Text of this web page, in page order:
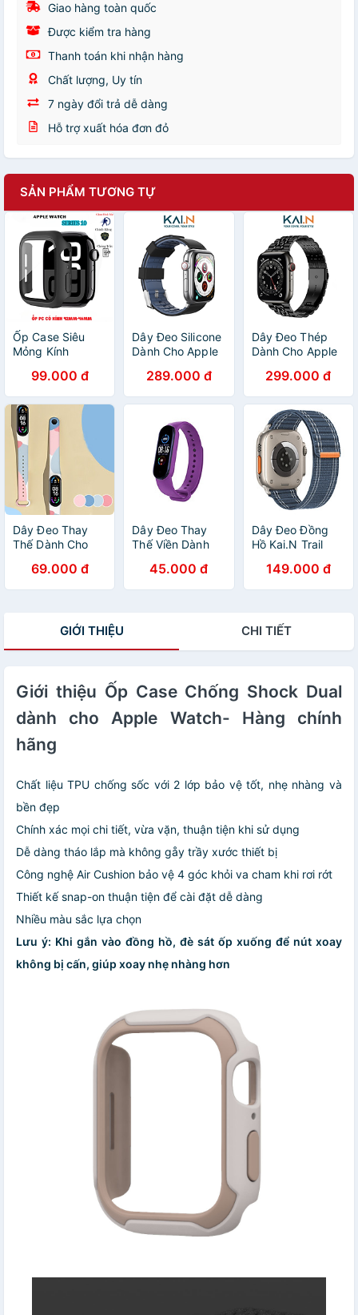
Giao hàng toàn quốc
Được kiểm tra hàng
Thanh toán khi nhận hàng
Chất lượng, Uy tín
7 ngày đổi trả dễ dàng
Hỗ trợ xuất hóa đơn đỏ
SẢN PHẨM TƯƠNG TỰ
Ốp Case Siêu
Mỏng Kính
Dành Cho Apple
Watch Series 10
Size 42mm-
46mm_ Hàng
Chính Hãng
99.000 đ
Dây Đeo Silicone
Dành Cho Apple
Apple Watch
Series, Kai.N
Sport Buckle
Color Band-
Hàng Chính Hãng
289.000 đ
Dây Đeo Thép
Dành Cho Apple
Apple Watch
Series, Kai.N
DouBead Steel
Band - Hàng
Chính Hãng
299.000 đ
Dây Đeo Thay
Thế Dành Cho
Thông Minh
Xiaomi Mi Band
Color - Hàng
69.000 đ
Dây Đeo Thay
Thế Viền Dành
Tay Thông Minh
Xiaomi Mi Band
45.000 đ
Dây Đeo Đồng
Hồ Kai.N Trail
Watch Ultra 2/
Ultra/ watch 10/
chính hãng
149.000 đ
GIỚI THIỆU CHI TIẾT
Giới thiệu Ốp Case Chống Shock Dual
dành cho Apple Watch- Hàng chính
hãng
Chất liệu TPU chống sốc với 2 lớp bảo vệ tốt, nhẹ nhàng và
bền đẹp
Chính xác mọi chi tiết, vừa vặn, thuận tiện khi sử dụng
Dễ dàng tháo lắp mà không gåy trầy xước thiết bị
Công nghệ Air Cushion bảo vệ 4 góc khỏi va cham khi rơi rớt
Thiết kế snap-on thuận tiện để cài đặt dễ dàng
Nhiều màu sắc lựa chọn
Lưu ý: Khi gắn vào đồng hồ, đè sát ốp xuống để nút xoay
không bị cấn, giúp xoay nhẹ nhàng hơn